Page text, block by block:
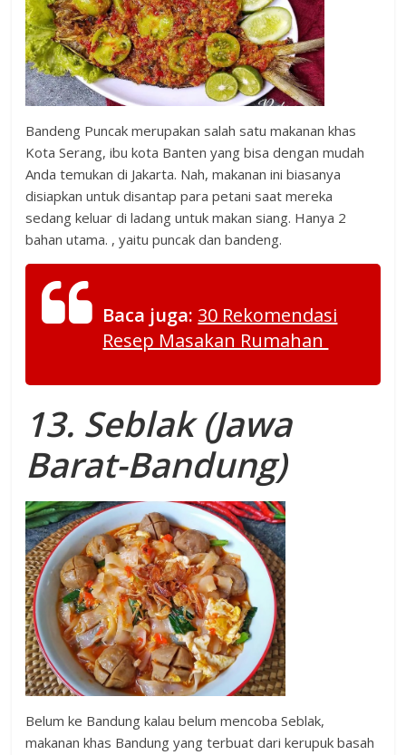
Bandeng Puncak merupakan salah satu makanan khas
Kota Serang, ibu kota Banten yang bisa dengan mudah
Anda temukan di Jakarta. Nah, makanan ini biasanya
disiapkan untuk disantap para petani saat mereka
sedang keluar di ladang untuk makan siang. Hanya 2
bahan utama. , yaitu puncak dan bandeng.
Baca juga: 30 Rekomendasi
Resep Masakan Rumahan
13. Seblak (Jawa
Barat-Bandung)
Belum ke Bandung kalau belum mencoba Seblak,
makanan khas Bandung yang terbuat dari kerupuk basah